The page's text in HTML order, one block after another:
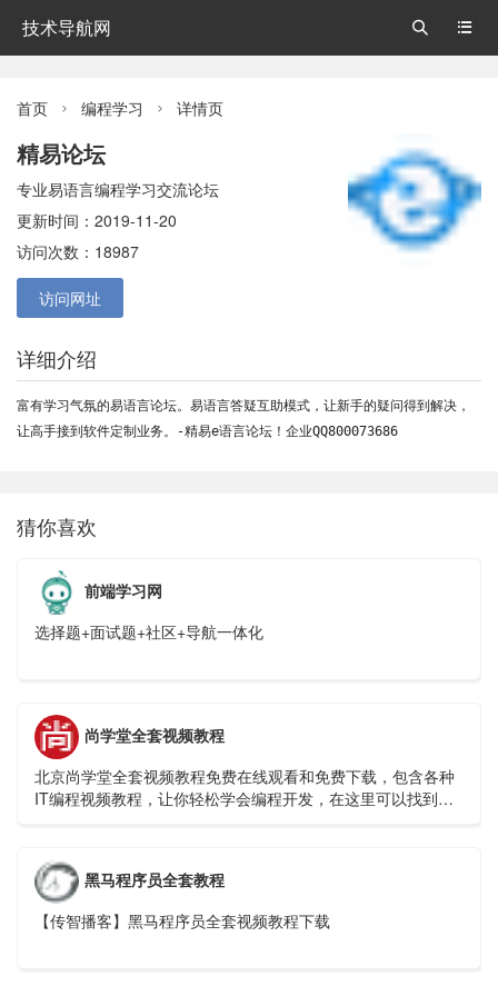
技术导航网 

首页  编程学习  详情页
精易论坛
专业易语言编程学习交流论坛
更新时间：2019-11-20
访问次数：18987
访问网址
详细介绍
富有学习气氛的易语言论坛。易语言答疑互助模式，让新手的疑问得到解决，
让高手接到软件定制业务。-精易e语言论坛！企业QQ800073686
猜你喜欢
前端学习网
选择题+面试题+社区+导航一体化
尚学堂全套视频教程
北京尚学堂全套视频教程免费在线观看和免费下载，包含各种
IT编程视频教程，让你轻松学会编程开发，在这里可以找到你
黑马程序员全套教程
【传智播客】黑马程序员全套视频教程下载